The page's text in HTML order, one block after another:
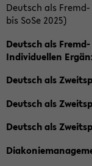
Deutsch als
bis SoSe 2025)
Deutsch als
Individuellen
Deutsch als
Deutsch als
Deutsch als